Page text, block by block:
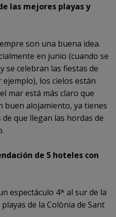
las mejores playas y
son una buena idea.
en junio (cuando se
se celebran las fiestas de
los cielos están
mar está más claro que
buen alojamiento, ya tienes
que llegan las hordas de
de 5 hoteles con
espectáculo 4* al sur de la
de la Colònia de Sant